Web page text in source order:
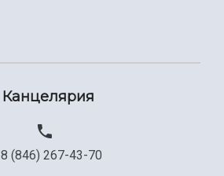
Канцелярия
8 (846) 267-43-70